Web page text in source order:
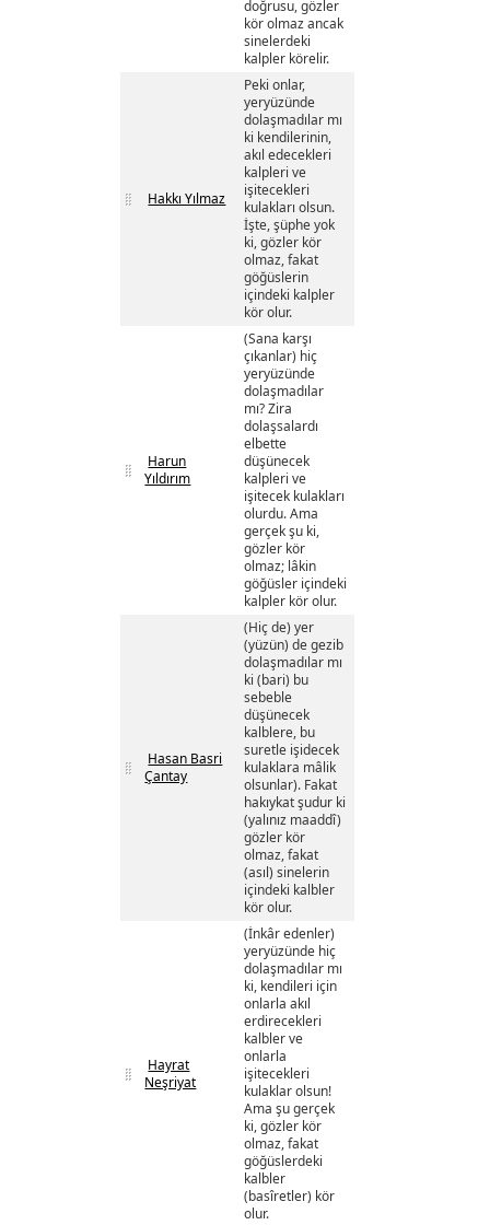
doğrusu, gözler
kör olmaz ancak
sinelerdeki
kalpler körelir.
Hakkı Yılmaz
Peki onlar,
yeryüzünde
dolaşmadılar mı
ki kendilerinin,
akıl edecekleri
kalpleri ve
işitecekleri
kulakları olsun.
İşte, şüphe yok
ki, gözler kör
olmaz, fakat
göğüslerin
içindeki kalpler
kör olur.
Harun
Yıldırım
(Sana karşı
çıkanlar) hiç
yeryüzünde
dolaşmadılar
mı? Zira
dolaşsalardı
elbette
düşünecek
kalpleri ve
işitecek kulakları
olurdu. Ama
gerçek şu ki,
gözler kör
olmaz; lâkin
göğüsler içindeki
kalpler kör olur.
Hasan Basri
Çantay
(Hiç de) yer
(yüzün) de gezib
dolaşmadılar mı
ki (bari) bu
sebeble
düşünecek
kalblere, bu
suretle işidecek
kulaklara mâlik
olsunlar). Fakat
hakıykat şudur ki
(yalınız maaddî)
gözler kör
olmaz, fakat
(asıl) sinelerin
içindeki kalbler
kör olur.
Hayrat
Neşriyat
(İnkâr edenler)
yeryüzünde hiç
dolaşmadılar mı
ki, kendileri için
onlarla akıl
erdirecekleri
kalbler ve
onlarla
işitecekleri
kulaklar olsun!
Ama şu gerçek
ki, gözler kör
olmaz, fakat
göğüslerdeki
kalbler
(basîretler) kör
olur.